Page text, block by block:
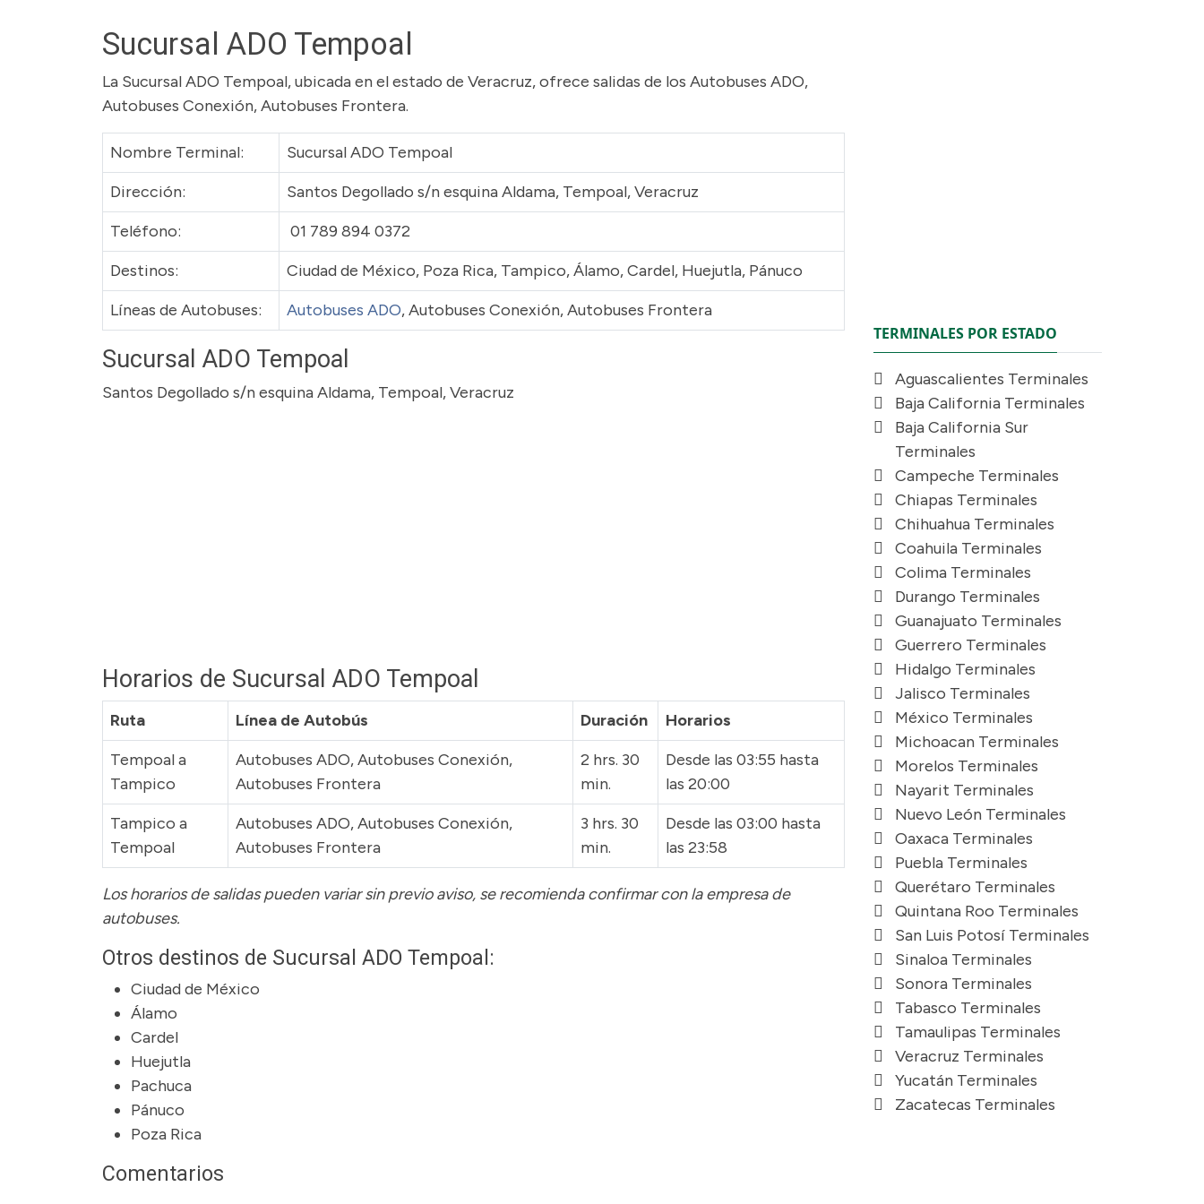
Sucursal ADO Tempoal
La Sucursal ADO Tempoal, ubicada en el estado de Veracruz, ofrece salidas de los Autobuses ADO,
Autobuses Conexión, Autobuses Frontera.
Nombre Terminal:
Sucursal ADO Tempoal
Dirección:
Santos Degollado s/n esquina Aldama, Tempoal, Veracruz
Teléfono:
01 789 894 0372
Destinos:
Ciudad de México, Poza Rica, Tampico, Álamo, Cardel, Huejutla, Pánuco
Líneas de Autobuses:
Autobuses ADO, Autobuses Conexión, Autobuses Frontera
Sucursal ADO Tempoal
Santos Degollado s/n esquina Aldama, Tempoal, Veracruz
Horarios de Sucursal ADO Tempoal
Ruta Línea de Autobús Duración
Horarios
Tempoal a
Tampico
Autobuses ADO, Autobuses Conexión,
Autobuses Frontera
2 hrs. 30
min.
Desde las 03:55 hasta
las 20:00
Tampico a
Tempoal
Autobuses ADO, Autobuses Conexión,
Autobuses Frontera
3 hrs. 30
min.
Desde las 03:00 hasta
las 23:58
Los horarios de salidas pueden variar sin previo aviso, se recomienda confirmar con la empresa de
autobuses.
Otros destinos de Sucursal ADO Tempoal:
Ciudad de México
Álamo
Cardel
Huejutla
Pachuca
Pánuco
Poza Rica
Comentarios
TERMINALES POR ESTADO
Aguascalientes Terminales
Baja California Terminales
Baja California Sur
Terminales
Campeche Terminales
Chiapas Terminales
Chihuahua Terminales
Coahuila Terminales
Colima Terminales
Durango Terminales
Guanajuato Terminales
Guerrero Terminales
Hidalgo Terminales
Jalisco Terminales
México Terminales
Michoacan Terminales
Morelos Terminales
Nayarit Terminales
Nuevo León Terminales
Oaxaca Terminales
Puebla Terminales
Querétaro Terminales
Quintana Roo Terminales
San Luis Potosí Terminales
Sinaloa Terminales
Sonora Terminales
Tabasco Terminales
Tamaulipas Terminales
Veracruz Terminales
Yucatán Terminales
Zacatecas Terminales